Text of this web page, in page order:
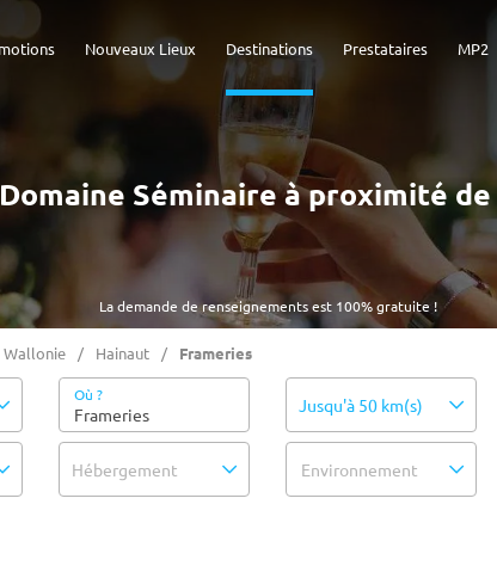
MP2
Prestataires
Destinations
Nouveaux Lieux
La demande de renseignements est 100% gratuite !
Séminaire à proximité de
Wallonie Hainaut Frameries
Où ? Jusqu'à 50 km(s)
Hébergement Environnement